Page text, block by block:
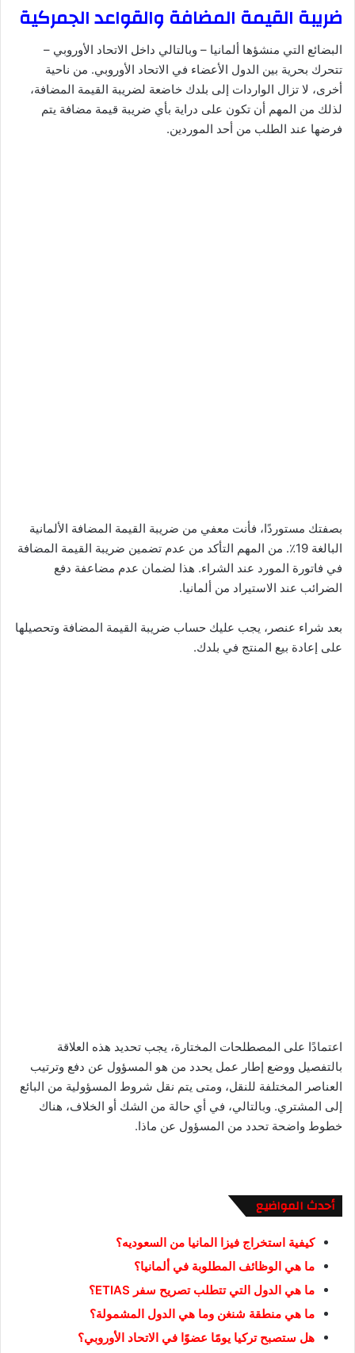
ضريبة القيمة المضافة والقواعد الجمركية
البضائع التي منشؤها ألمانيا – وبالتالي داخل الاتحاد الأوروبي –
تتحرك بحرية بين الدول الأعضاء في الاتحاد الأوروبي. من ناحية
أخرى، لا تزال الواردات إلى بلدك خاضعة لضريبة القيمة المضافة،
لذلك من المهم أن تكون على دراية بأي ضريبة قيمة مضافة يتم
فرضها عند الطلب من أحد الموردين.
بصفتك مستوردًا، فأنت معفي من ضريبة القيمة المضافة الألمانية
البالغة 19٪. من المهم التأكد من عدم تضمين ضريبة القيمة المضافة
في فاتورة المورد عند الشراء. هذا لضمان عدم مضاعفة دفع
الضرائب عند الاستيراد من ألمانيا.
بعد شراء عنصر، يجب عليك حساب ضريبة القيمة المضافة وتحصيلها
على إعادة بيع المنتج في بلدك.
اعتمادًا على المصطلحات المختارة، يجب تحديد هذه العلاقة
بالتفصيل ووضع إطار عمل يحدد من هو المسؤول عن دفع وترتيب
العناصر المختلفة للنقل، ومتى يتم نقل شروط المسؤولية من البائع
إلى المشتري. وبالتالي، في أي حالة من الشك أو الخلاف، هناك
خطوط واضحة تحدد من المسؤول عن ماذا.
أحدث المواضيع
كيفية استخراج فيزا المانيا من السعوديه؟
ما هي الوظائف المطلوبة في ألمانيا؟
ما هي الدول التي تتطلب تصريح سفر ETIAS؟
ما هي منطقة شنغن وما هي الدول المشمولة؟
هل ستصبح تركيا يومًا عضوًا في الاتحاد الأوروبي؟